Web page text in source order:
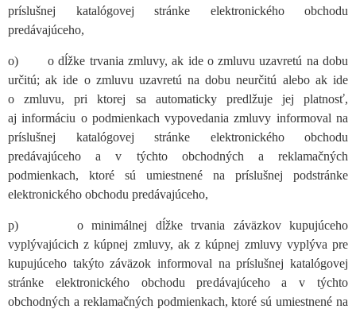
príslušnej katalógovej stránke elektronického obchodu
predávajúceho,
o) o dĺžke trvania zmluvy, ak ide o zmluvu uzavretú na dobu
určitú; ak ide o zmluvu uzavretú na dobu neurčitú alebo ak ide
o zmluvu, pri ktorej sa automaticky predlžuje jej platnosť,
aj informáciu o podmienkach vypovedania zmluvy informoval na
príslušnej katalógovej stránke elektronického obchodu
predávajúceho a v týchto obchodných a reklamačných
podmienkach, ktoré sú umiestnené na príslušnej podstránke
elektronického obchodu predávajúceho,
p) o minimálnej dĺžke trvania záväzkov kupujúceho
vyplývajúcich z kúpnej zmluvy, ak z kúpnej zmluvy vyplýva pre
kupujúceho takýto záväzok informoval na príslušnej katalógovej
stránke elektronického obchodu predávajúceho a v týchto
obchodných a reklamačných podmienkach, ktoré sú umiestnené na